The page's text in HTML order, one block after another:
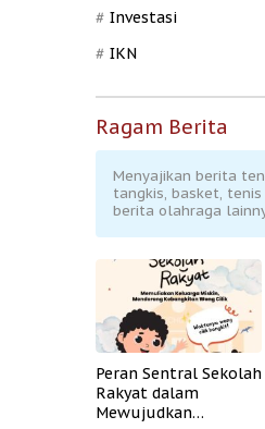
Investasi
IKN
Ragam Berita
Menyajikan berita
tangkis, basket,
berita olahraga
Peran Sentral Sekolah
Rakyat dalam
Mewujudkan